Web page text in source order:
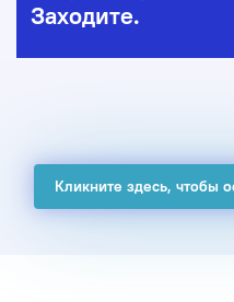
Заходите.
Кликните здесь, чтобы